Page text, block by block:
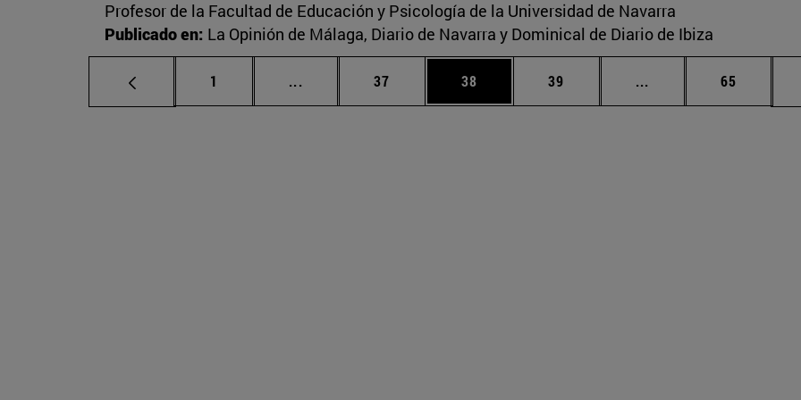
Profesor de la Facultad de Educación y Psicología de la Universidad de Navarra
Publicado en: La Opinión de Málaga, Diario de Navarra y Dominical de Diario de Ibiza
Página
1 ... Páginas intermedias Use TAB para desplazarse.
Página
37 Página
38 Página
39 ... Páginas intermedias
Página
65